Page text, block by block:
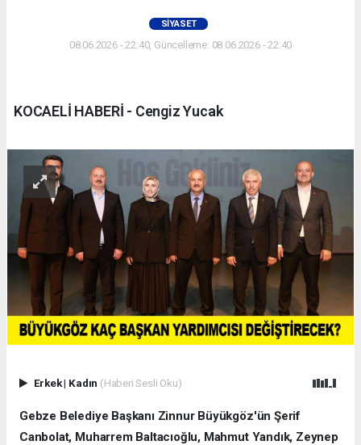
SIYASET
08.06.2026 - 22:40, Güncelleme: 08.06.2026 - 22:40
KOCAELİ HABERİ - Cengiz Yucak
Erkek| Kadın (Haberi Sesli Oku)
Gebze Belediye Başkanı Zinnur Büyükgöz'ün Şerif
Canbolat, Muharrem Baltacıoğlu, Mahmut Yandık, Zeynep